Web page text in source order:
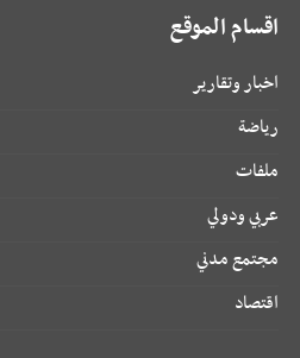
اقسام الموقع
اخبار وتقارير
رياضة
ملفات
عربي ودولي
مجتمع مدني
اقتصاد